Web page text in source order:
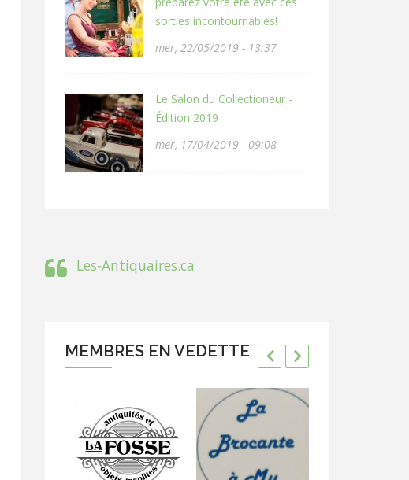
sorties incontournables!
mer, 22/05/2019 - 13:37
Le Salon du Collectioneur -
Édition 2019
mer, 17/04/2019 - 09:08
Les-Antiquaires.ca
MEMBRES EN VEDETTE